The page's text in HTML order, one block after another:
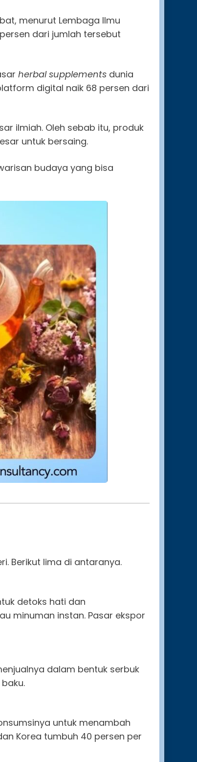
menurut Lembaga Ilmu
dari jumlah tersebut
herbal supplements dunia
digital naik 68 persen dari
ilmiah. Oleh sebab itu, produk
untuk bersaing.
budaya yang bisa
Berikut lima di antaranya.
detoks hati dan
minuman instan. Pasar ekspor
dalam bentuk serbuk
untuk menambah
Korea tumbuh 40 persen per